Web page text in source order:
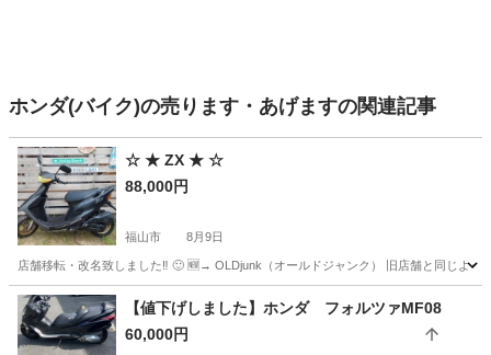
ホンダ(バイク)の売ります・あげますの関連記事
☆ ★ ZX ★ ☆
88,000円
福山市 8月9日
店舗移転・改名致しました‼︎ 🙂 🆕→ OLDjunk（オールドジャンク） 旧店舗と同じよ
広島 福山市 ホンダ 現状
【値下げしました】ホンダ フォルツァMF08
60,000円